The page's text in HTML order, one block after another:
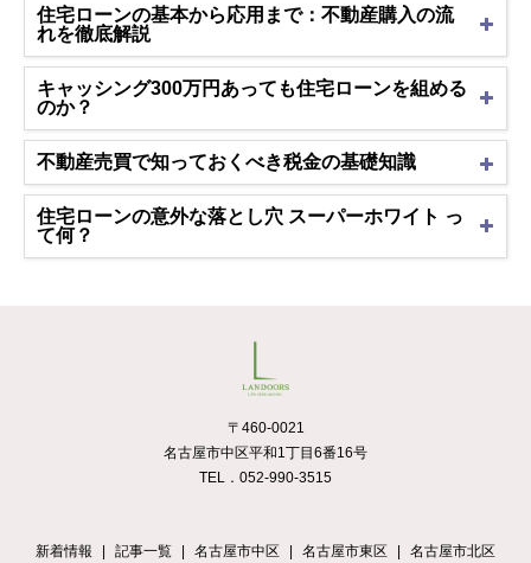
住宅ローンの基本から応用まで：不動産購入の流
れを徹底解説
キャッシング300万円あっても住宅ローンを組める
のか？
不動産売買で知っておくべき税金の基礎知識
住宅ローンの意外な落とし穴 スーパーホワイト っ
て何？
〒460-0021
名古屋市中区平和1丁目6番16号
TEL．052-990-3515
新着情報 記事一覧 名古屋市中区 名古屋市東区 名古屋市北区